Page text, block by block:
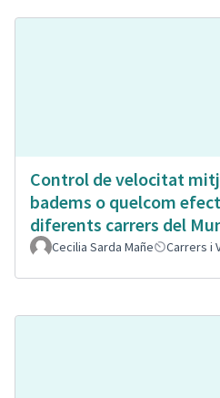
Control de velocitat
badems o quelcom
diferents carrers del
Cecilia Sarda Mañe Carrers i